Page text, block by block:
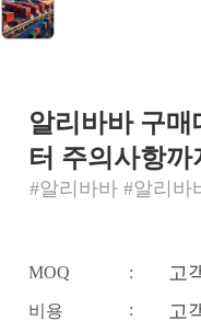
알리바바 구
터 주의사항까
#알리바바 #알리바
MOQ : 고
비용 : 고